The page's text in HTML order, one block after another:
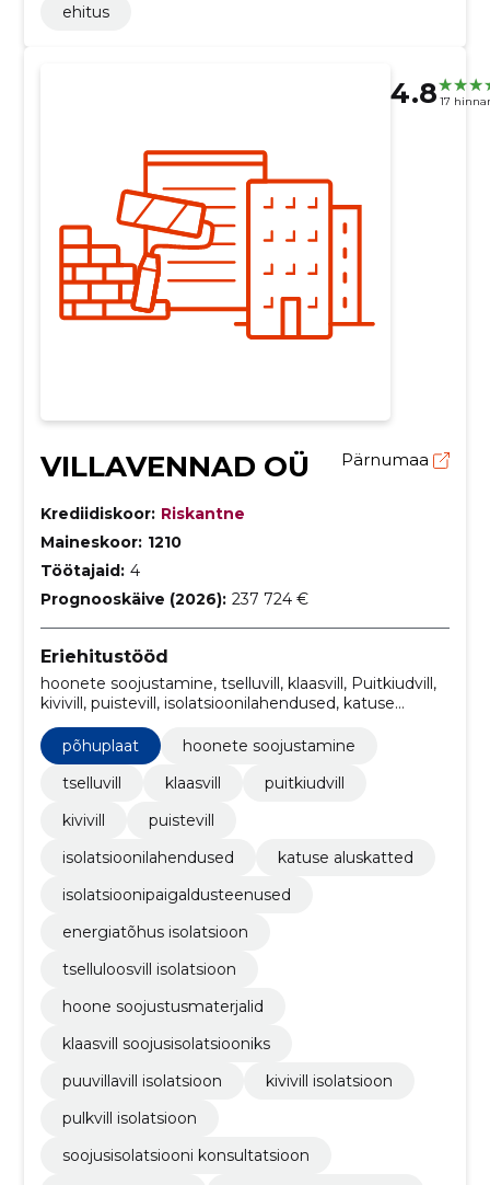
ehitus
4.8 17
VILLAVENNAD OÜ Pärnumaa
Krediidiskoor: Riskantne
Maineskoor: 1210
Töötajaid: 4
Prognooskäive (2026): 237 724 €
Eriehitustööd
hoonete soojustamine, tselluvill, klaasvill, Puitkiudvill,
kivivill, puistevill, isolatsioonilahendused, katuse
energiatõhus isolatsioon
põhuplaat
hoonete soojustamine
tselluvill
klaasvill
puitkiudvill
kivivill
puistevill
isolatsioonilahendused
katuse aluskatted
isolatsioonipaigaldusteenused
energiatõhus isolatsioon
tselluloosvill isolatsioon
hoone soojustusmaterjalid
klaasvill soojusisolatsiooniks
puuvillavill isolatsioon
kivivill isolatsioon
pulkvill isolatsioon
soojusisolatsiooni konsultatsioon